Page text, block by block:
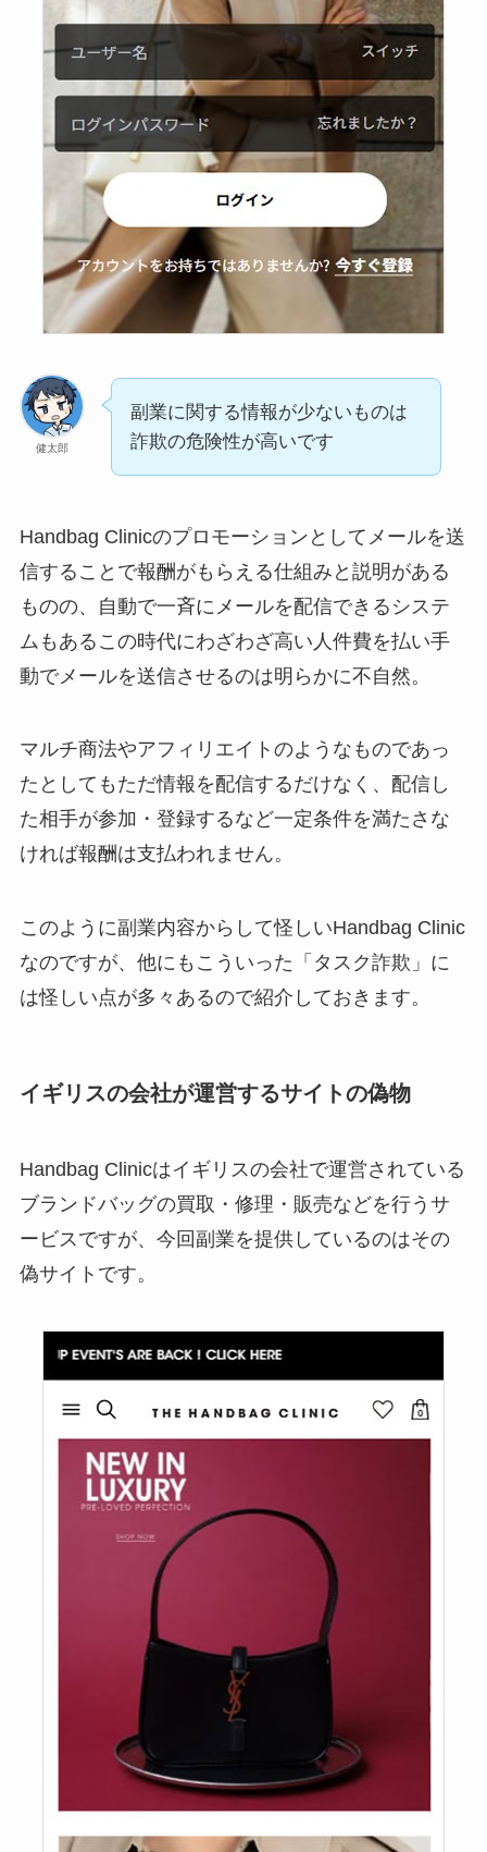
健太郎
副業に関する情報が少ないものは
詐欺の危険性が高いです
Handbag Clinicのプロモーションとしてメールを送
信することで報酬がもらえる仕組みと説明がある
ものの、自動で一斉にメールを配信できるシステ
ムもあるこの時代にわざわざ高い人件費を払い手
動でメールを送信させるのは明らかに不自然。
マルチ商法やアフィリエイトのようなものであっ
たとしてもただ情報を配信するだけなく、配信し
た相手が参加・登録するなど一定条件を満たさな
ければ報酬は支払われません。
このように副業内容からして怪しいHandbag Clinic
なのですが、他にもこういった「タスク詐欺」に
は怪しい点が多々あるので紹介しておきます。
イギリスの会社が運営するサイトの偽物
Handbag Clinicはイギリスの会社で運営されている
ブランドバッグの買取・修理・販売などを行うサ
ービスですが、今回副業を提供しているのはその
偽サイトです。